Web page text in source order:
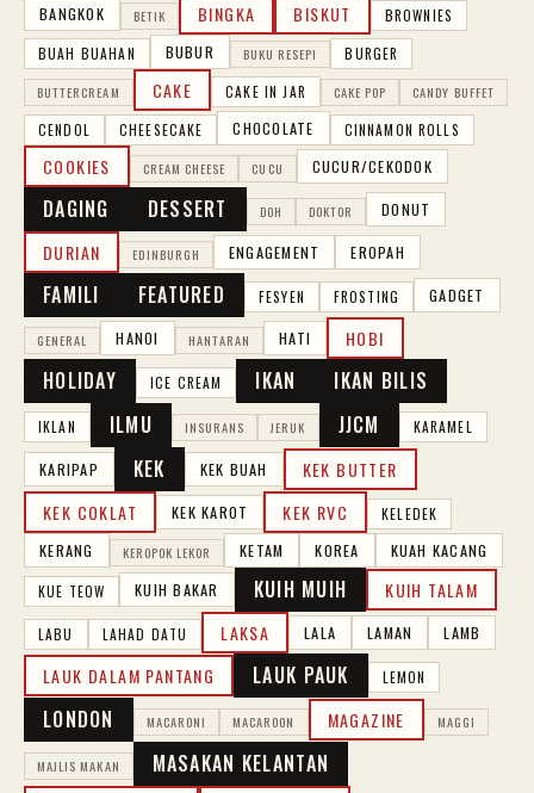
BANGKOK BETIK BINGKA BISKUT
BROWNIES
BUAH BUAHAN
BUBUR BUKU RESEPI BURGER
BUTTERCREAM CAKE CAKE IN JAR CAKE POP CANDY BUFFET
CENDOL CHEESECAKE CHOCOLATE CINNAMON ROLLS
COOKIES CREAM CHEESE CUCU CUCUR/CEKODOK
DAGING DESSERT DOH DOKTOR DONUT
DURIAN EDINBURGH ENGAGEMENT EROPAH
FAMILI FEATURED FESYEN FROSTING GADGET
GENERAL HANOI HANTARAN HATI HOBI
HOLIDAY ICE CREAM IKAN IKAN BILIS
IKLAN ILMU INSURANS JERUK JJCM KARAMEL
KARIPAP KEK KEK BUAH
KEK BUTTER
KEK COKLAT
KEK KAROT KEK RVC KELEDEK
KERANG KEROPOK LEKOR KETAM KOREA KUAH KACANG
KUE TEOW KUIH BAKAR KUIH MUIH KUIH TALAM
LABU LAHAD DATU LAKSA LALA LAMAN LAMB
LAUK DALAM PANTANG LAUK PAUK LEMON
LONDON MACARONI MACAROON MAGAZINE MAGGI
MAJLIS MAKAN MASAKAN KELANTAN